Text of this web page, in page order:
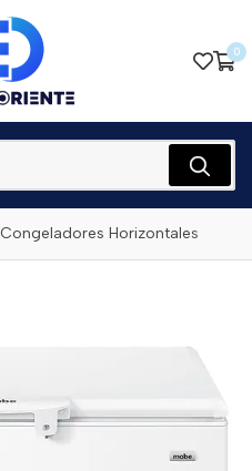
0
Congeladores Horizontales